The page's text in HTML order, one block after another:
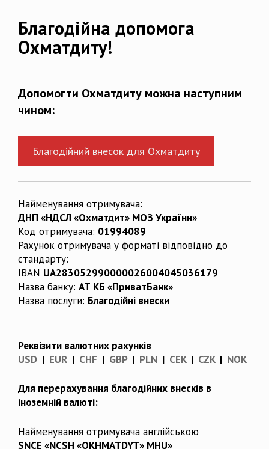
Благодійна допомога
Охматдиту!
Допомогти Охматдиту можна наступним
чином:
Благодійний внесок для Охматдиту
Найменування отримувача:
ДНП «НДСЛ «Охматдит» МОЗ України»
Код отримувача: 01994089
Рахунок отримувача у форматі відповідно до
стандарту:
IBAN UA283052990000026004045036179
Назва банку: АТ КБ «ПриватБанк»
Назва послуги: Благодійні внески
Реквізити валютних рахунків
USD | EUR | CHF | GBP| PLN | CEK| CZK| NOK
Для перерахування благодійних внесків в
іноземній валюті:
Найменування отримувача англійською
SNCE «NCSH «OKHMATDYT» MHU»